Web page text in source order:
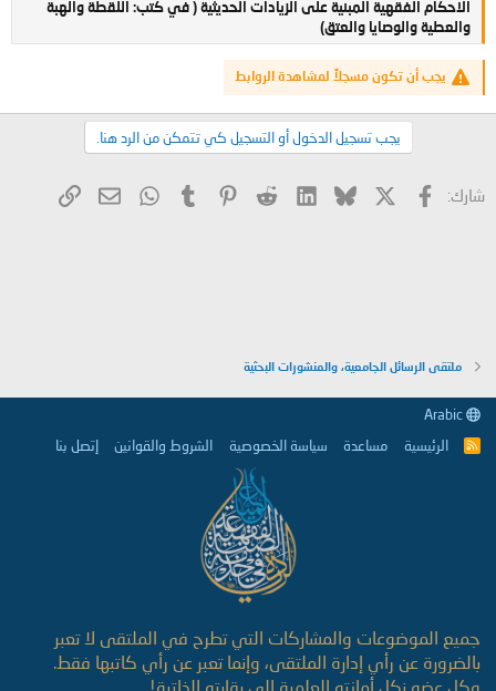
الاحكام الفقهية المبنية على الزيادات الحديثية ( في كتب: اللقطة والهبة
والعطية والوصايا والعتق)
يجب أن تكون مسجلاً لمشاهدة الروابط
يجب تسجيل الدخول أو التسجيل كي تتمكن من الرد هنا.
شارك: فيسبوك Bluesky
LinkedIn
Reddit
Pinterest
Tumblr
WhatsApp
البريد
ملتقى الرسائل الجامعية، والمنشورات البحثية
R
الرئيسية مساعدة سياسة الخصوصية الشروط والقوانين إتصل بنا
جميع الموضوعات والمشاركات التي تطرح في الملتقى لا تعبر
بالضرورة عن رأي إدارة الملتقى، وإنما تعبر عن رأي كاتبها فقط.
وكل عضو نكل أمانته العلمية إلى رقابته الذاتية!.